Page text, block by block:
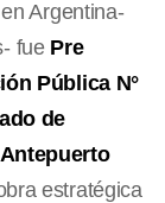
Argentina-
fue Pre
Pública N°
de
estratégica